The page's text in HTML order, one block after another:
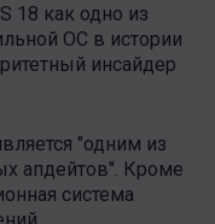
18 как одно из
ОС в истории
инсайдер
"одним из
апдейтов". Кроме
система